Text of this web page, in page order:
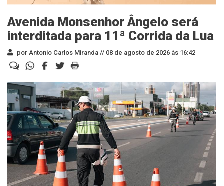
Avenida Monsenhor Ângelo será
interditada para 11ª Corrida da Lua
por Antonio Carlos Miranda // 08 de agosto de 2026 às 16:42